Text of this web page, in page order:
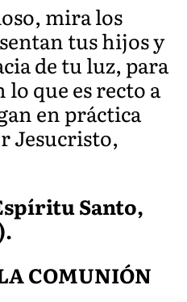
mira los
tus hijos y
de tu luz, para
que es recto a
en práctica
Jesucristo,
Santo,
COMUNIÓN